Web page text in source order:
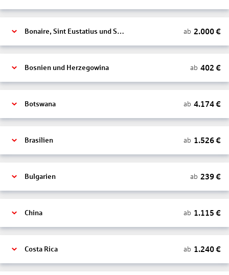
Bonaire, Sint Eustatius und Saba ab 2.000€
Bosnien und Herzegowina ab 402 €
Botswana ab 4.174€
Brasilien ab 1.526€
Bulgarien ab 239€
China ab 1.115 €
Costa Rica ab 1.240€